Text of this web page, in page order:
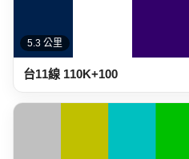
5.3 公里
台11線 110K+100